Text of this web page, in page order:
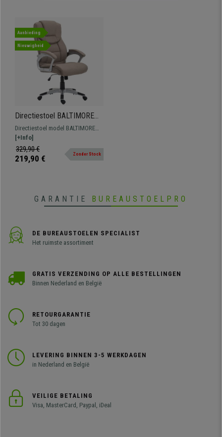
Aanbieding
Nieuwigheid
Directiestoel BALTIMORE
STOFFEN BEKLEDING,
Dikke vulling, Zeer stevig,
Taupe
Directiestoel model BALTIMORE
STOFFEN BEKLEDING, een zeer
comfortabele executive
bureaustoel met dikke vulling,
[+Info]
329,90 €
219,90 € Zonder Stock
GARANTIE BUREAUSTOELPRO
DE BUREAUSTOELEN SPECIALIST
Het ruimste assortiment
GRATIS VERZENDING OP ALLE BESTELLINGEN
Binnen Nederland en België
RETOURGARANTIE
Tot 30 dagen
LEVERING BINNEN 3-5 WERKDAGEN
in Nederland en België
VEILIGE BETALING
Visa, MasterCard, Paypal, iDeal